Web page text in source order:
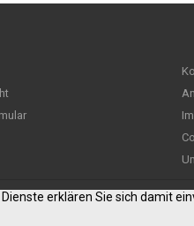
erklären Sie sich damit